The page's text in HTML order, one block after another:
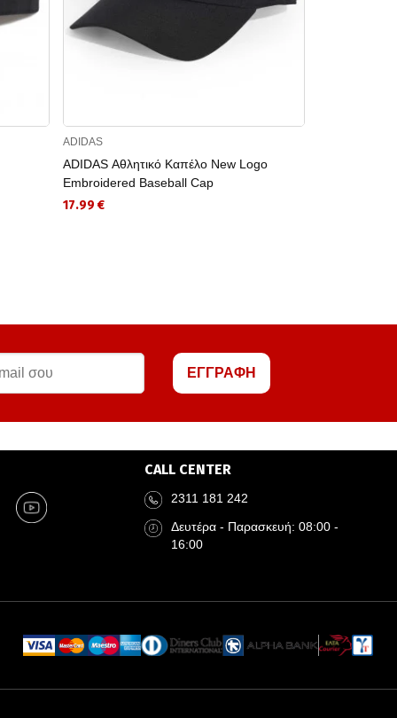
ADIDAS
ADIDAS Αθλητικό Καπέλο New Logo
Embroidered Baseball Cap
17.99 €
ΕΓΓΡΑΦΗ
CALL CENTER
2311 181 242
Δευτέρα - Παρασκευή: 08:00 -
16:00